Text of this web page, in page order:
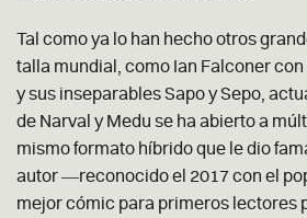
Tal como ya lo han hecho otros
talla mundial, como Ian Falconer con
y sus inseparables Sapo y Sepo,
de Narval y Medu se ha abierto a
mismo formato híbrido que le dio
autor ―reconocido el 2017 con el
mejor cómic para primeros lectores